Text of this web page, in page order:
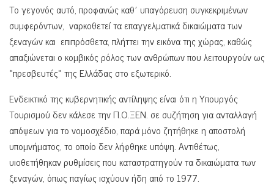
Το γεγονός αυτό, προφανώς καθ΄ υπαγόρευση συγκεκριμένων
συμφερόντων, ναρκοθετεί τα επαγγελματικά δικαιώματα των
ξεναγών και επιπρόσθετα, πλήττει την εικόνα της χώρας, καθώς
απαξιώνεται ο κομβικός ρόλος των ανθρώπων που λειτουργούν ως
«πρεσβευτές» της Ελλάδας στο εξωτερικό.
Ενδεικτικό της κυβερνητικής αντίληψης είναι ότι η Υπουργός
Τουρισμού δεν κάλεσε την Π.Ο.ΞΕΝ. σε συζήτηση για ανταλλαγή
απόψεων για το νομοσχέδιο, παρά μόνο ζητήθηκε η αποστολή
υπομνήματος, το οποίο δεν λήφθηκε υπόψη. Αντιθέτως,
υιοθετήθηκαν ρυθμίσεις που καταστρατηγούν τα δικαιώματα των
ξεναγών, όπως παγίως ισχύουν ήδη από το 1977.